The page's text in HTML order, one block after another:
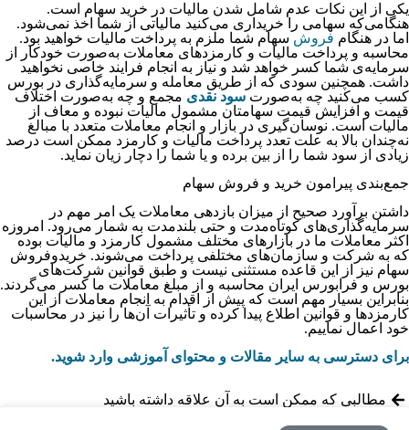
یکی از این نکات عدم شامل شدن مالیات در خرید سهام است.
هنگامی‌که سهامی را خریداری می‌کنید مالیاتی از شما اخذ نمی‌شود.
اما در هنگام فروش سهام شما ملزم به پرداخت مالیات خواهید بود.
محاسبه و پرداخت مالیات و کارمزدهای معاملات به‌صورت خودکار از
سرمایه‌ی شما کسر خواهد شد و نیاز به انجام فرایند خاصی نخواهید
داشت. همچنین سودی که از طریق معامله و سرمایه‌گذاری در بورس
کسب می‌کنید چه به‌صورت سود نقدی مجمع و چه به‌صورت اختلاف
قیمت و افزایش قیمت سهامتان مشمول مالیات نبوده و معاف از
مالیات است. نوسان‌گیری در بازار و انجام معاملات متعدد با مبالغ
نه‌چندان بالا به علت تعدد پرداخت مالیات و کارمزد ممکن است درصد
زیادی از سود شما را از بین برده و یا شما را دچار زیان نماید.
جمع‌بندی پیرامون خرید و فروش سهام
داشتن برآورد صحیح از میزان بازدهی معاملات یک امر مهم در
سرمایه‌گذاری‌های کوتاه‌مدت و حتی بلندمدت به شمار می‌رود. امروزه
اکثر معاملات ما در بازارهای مختلف مشمول کارمزد و مالیات بوده
که به شرکت و سازمان‌های مختلفی پرداخت می‌شوند. خریدوفروش
سهام نیز از این قاعده مستثنی نیست و طبق قوانین شرکت‌های
بورس و فرابورس ایران محاسبه و از مبلغ معاملات ما کسر می‌گردند.
بنابراین بسیار مهم است که پیش از اقدام به انجام معاملات از این
کارمزدها و قوانین اطلاع پیدا کرده و تأثیرات آن‌ها را نیز در محاسبات
خود اعمال نماییم.
برای دسترسی به سایر مقالات و محتوای آموزشی وارد شوید.
مطالبی که ممکن است به آن علاقه داشته باشید